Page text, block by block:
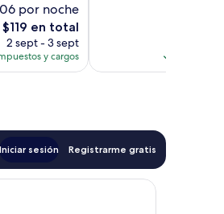
por noche
El
precio
actual
es
$119 en total
2 sept - 3 sept
y cargos
Iniciar sesión Registrarme gratis